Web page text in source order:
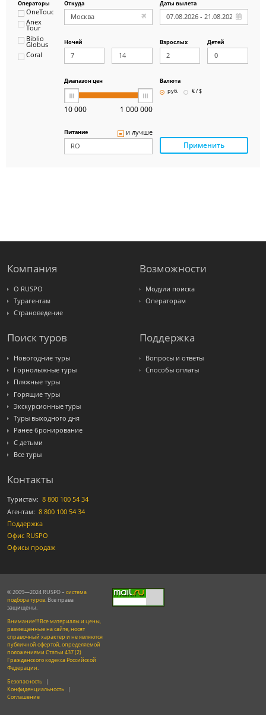
Операторы
OneTouch&Travel
Anex
Tour
Biblio
Globus
Coral
Интурист
Откуда Даты вылета
Ночей Взрослых Детей
Диапазон цен
10 000 1 000 000
Валюта
руб.
€ / $
Питание и лучше
Применить
Компания
О RUSPO
Турагентам
Страноведение
Возможности
Модули поиска
Операторам
Поиск туров
Новогодние туры
Горнолыжные туры
Пляжные туры
Горящие туры
Экскурсионные туры
Туры выходного дня
Ранее бронирование
С детьми
Все туры
Поддержка
Вопросы и ответы
Способы оплаты
Контакты
Туристам: 8 800 100 54 34
Агентам: 8 800 100 54 34
Поддержка
Офис RUSPO
Офисы продаж
© 2009—2024 RUSPO – система
подбора туров. Все права
защищены.
Внимание!!! Все материалы и цены,
размещенные на сайте, носят
справочный характер и не являются
публичной офертой, определяемой
положениями Статьи 437 (2)
Гражданского кодекса Российской
Федерации.
Безопасность |
Конфиденциальность |
Соглашение